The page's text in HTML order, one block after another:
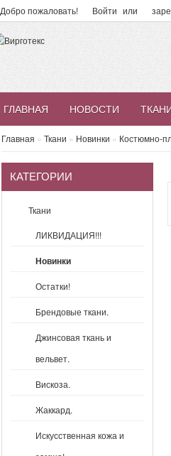
Добро пожаловать! Войти или
ГЛАВНАЯ НОВОСТИ
Главная » Ткани » Новинки » Костюмно-
КАТЕГОРИИ
Ткани
ЛИКВИДАЦИЯ!!!
Новинки
Остатки!
Брендовые ткани.
Джинсовая ткань и
вельвет.
Вискоза.
Жаккард.
Искусственная кожа и